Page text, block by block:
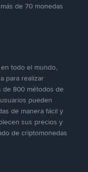
de 70 monedas
todo el mundo,
para realizar
de 800 métodos de
pueden
de manera fácil y
sus precios y
de criptomonedas